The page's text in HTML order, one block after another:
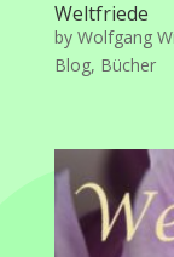
Weltfriede
by Wolfgang
Blog, Bücher